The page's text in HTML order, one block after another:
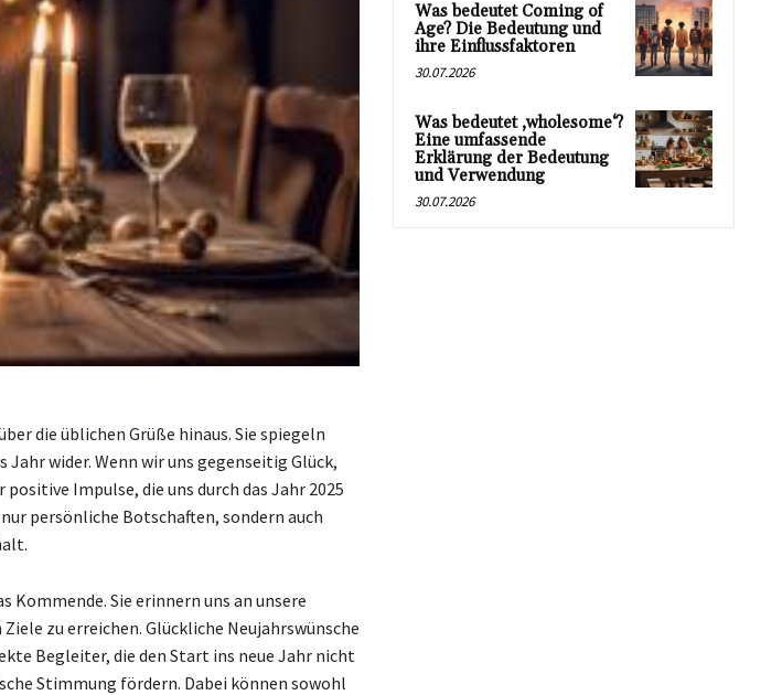
die üblichen Grüße hinaus. Sie spiegeln
Jahr wider. Wenn wir uns gegenseitig Glück,
Impulse, die uns durch das Jahr 2025
persönliche Botschaften, sondern auch
Kommende. Sie erinnern uns an unsere
zu erreichen. Glückliche Neujahrswünsche
Begleiter, die den Start ins neue Jahr nicht
Stimmung fördern. Dabei können sowohl
Was bedeutet Coming of
Age? Die Bedeutung und
ihre Einflussfaktoren
30.07.2026
Was bedeutet ‚wholesome‘?
Eine umfassende
Erklärung der Bedeutung
und Verwendung
30.07.2026